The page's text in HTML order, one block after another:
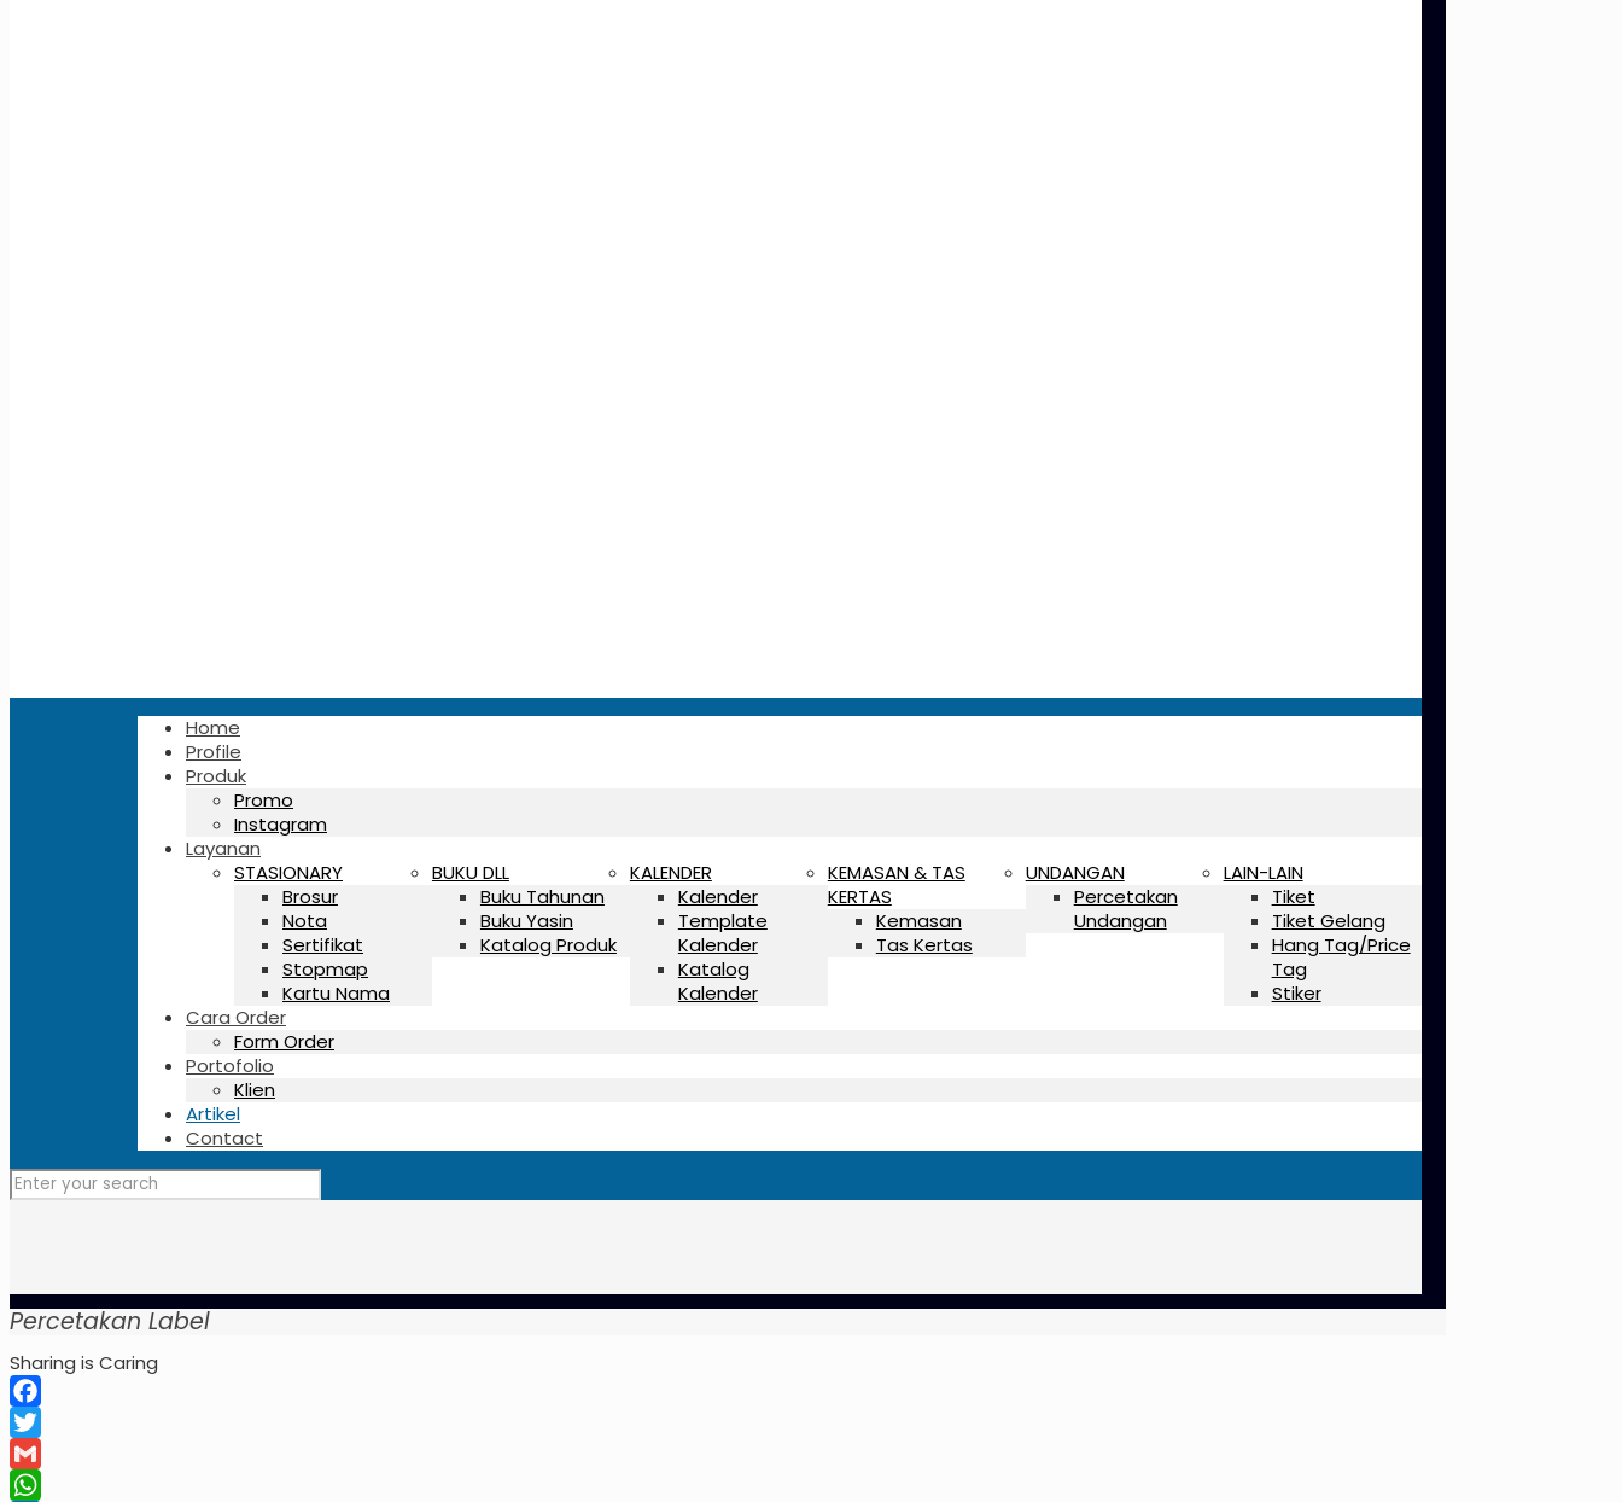
Home
Profile
Produk
Promo
Instagram
Layanan
STASIONARY
Brosur
Nota
Sertifikat
Stopmap
Kartu Nama
BUKU DLL
Buku Tahunan
Buku Yasin
Katalog Produk
KALENDER
Kalender
Template
Kalender
Katalog
Kalender
KEMASAN & TAS
KERTAS
Kemasan
Tas Kertas
UNDANGAN
Percetakan
Undangan
LAIN-LAIN
Tiket
Tiket Gelang
Hang Tag/Price
Tag
Stiker
Cara Order
Form Order
Portofolio
Klien
Artikel
Contact
Percetakan Label
Sharing is Caring
Facebook
Twitter
Gmail